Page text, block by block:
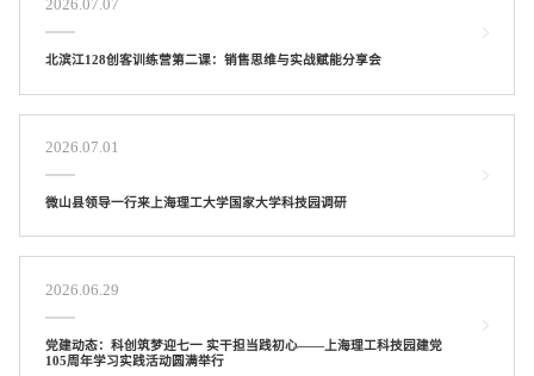
2026.07.07
北滨江128创客训练营第二课：销售思维与实战赋能分享会
2026.07.01
微山县领导一行来上海理工大学国家大学科技园调研
2026.06.29
党建动态：科创筑梦迎七一 实干担当践初心——上海理工科技园建党
105周年学习实践活动圆满举行